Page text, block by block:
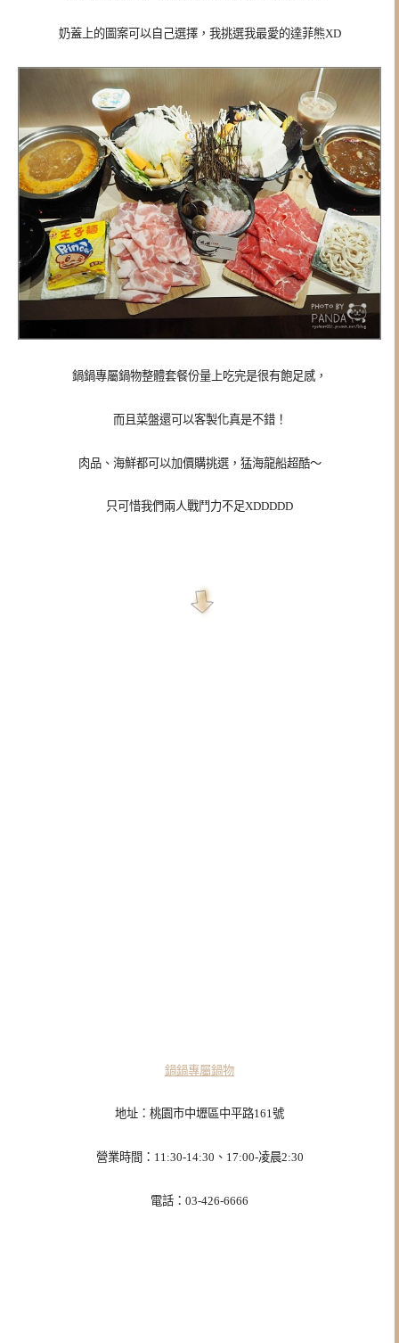
奶蓋上的圖案可以自己選擇，我挑選我最愛的達菲熊XD
鍋鍋專屬鍋物整體套餐份量上吃完是很有飽足感，
而且菜盤還可以客製化真是不錯！
肉品、海鮮都可以加價購挑選，猛海龍船超酷～
只可惜我們兩人戰鬥力不足XDDDDD
鍋鍋專屬鍋物
地址：桃園市中壢區中平路161號
營業時間：11:30-14:30、17:00-凌晨2:30
電話：03-426-6666